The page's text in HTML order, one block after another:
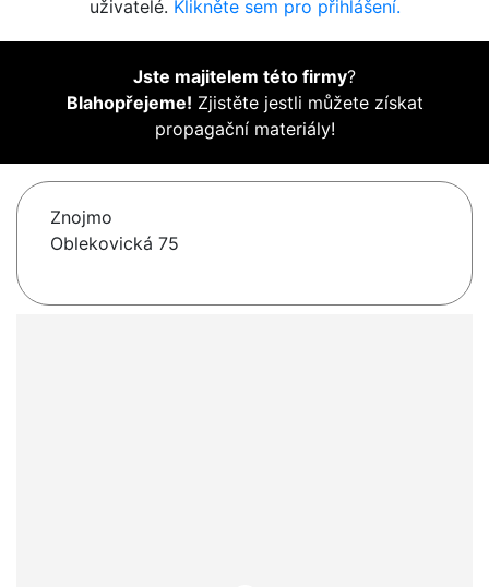
uživatelé. Klikněte sem pro přihlášení.
Jste majitelem této firmy?
Blahopřejeme! Zjistěte jestli můžete získat
propagační materiály!
Znojmo
Oblekovická 75